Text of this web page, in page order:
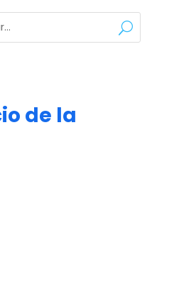
de la